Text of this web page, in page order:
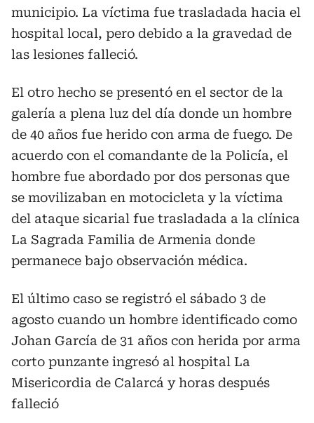
municipio. La víctima fue trasladada hacia el
hospital local, pero debido a la gravedad de
las lesiones falleció.
El otro hecho se presentó en el sector de la
galería a plena luz del día donde un hombre
de 40 años fue herido con arma de fuego. De
acuerdo con el comandante de la Policía, el
hombre fue abordado por dos personas que
se movilizaban en motocicleta y la víctima
del ataque sicarial fue trasladada a la clínica
La Sagrada Familia de Armenia donde
permanece bajo observación médica.
El último caso se registró el sábado 3 de
agosto cuando un hombre identificado como
Johan García de 31 años con herida por arma
corto punzante ingresó al hospital La
Misericordia de Calarcá y horas después
falleció